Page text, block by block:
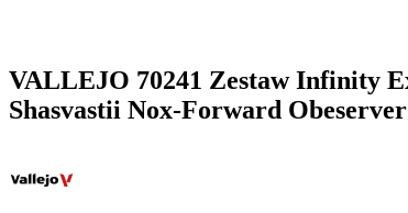
VALLEJO 70241 Zestaw Infinity
Shasvastii Nox-Forward Obeserver